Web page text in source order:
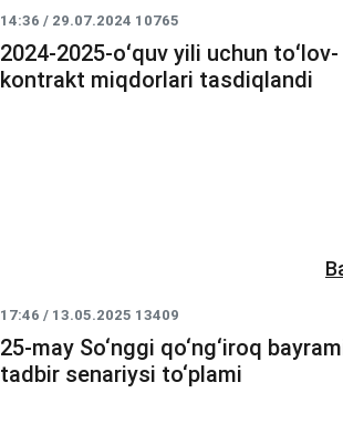
14:36 / 29.07.2024 10765
2024-2025-oʻquv yili uchun toʻlov-
kontrakt miqdorlari tasdiqlandi
17:46 / 13.05.2025 13409
25-may So‘nggi qo‘ng‘iroq
tadbir senariysi to‘plami